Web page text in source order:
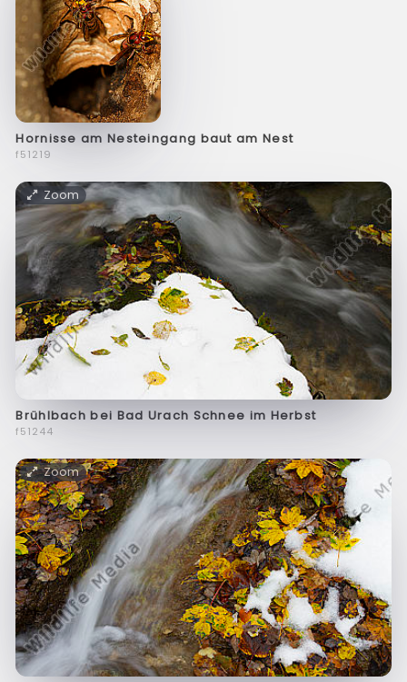
Hornisse am Nesteingang baut am Nest
f51219
Zoom
Brühlbach bei Bad Urach Schnee im Herbst
f51244
Zoom